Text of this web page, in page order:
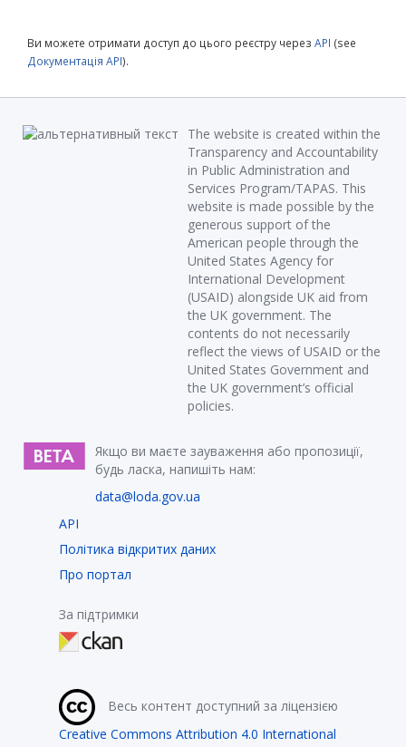
Ви можете отримати доступ до цього реєстру через API (see
Документація API).
The website is created within the
Transparency and Accountability
in Public Administration and
Services Program/TAPAS. This
website is made possible by the
generous support of the
American people through the
United States Agency for
International Development
(USAID) alongside UK aid from
the UK government. The
contents do not necessarily
reflect the views of USAID or the
United States Government and
the UK government’s official
policies.
Якщо ви маєте зауваження або пропозиції,
будь ласка, напишіть нам:
data@loda.gov.ua
API
Політика відкритих даних
Про портал
За підтримки
Весь контент доступний за ліцензією
Creative Commons Attribution 4.0 International